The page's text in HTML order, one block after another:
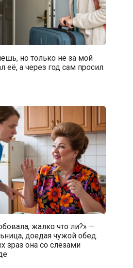
но только не за мой
её, а через год сам просил
жалко что ли?» —
доедая чужой обед.
зраз она со слезами